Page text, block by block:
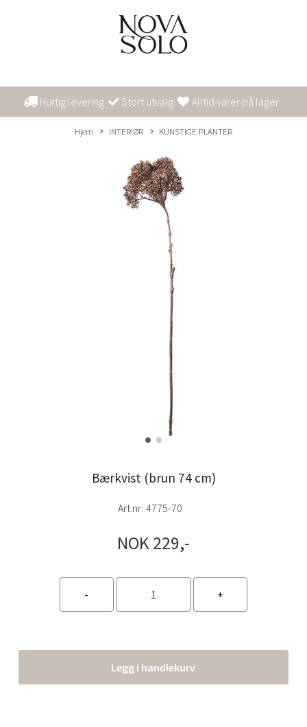
Hurtig levering Stort utvalg Alltid varer på lager
Hjem INTERIØR KUNSTIGE PLANTER
Bærkvist (brun 74 cm)
Art.nr: 4775-70
NOK 229,-
Legg i handlekurv